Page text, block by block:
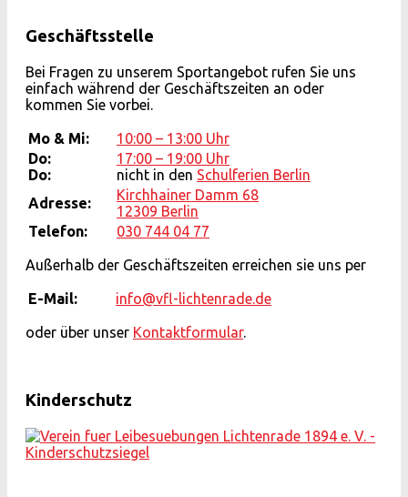
Geschäftsstelle
Bei Fragen zu unserem Sportangebot rufen Sie uns
einfach während der Geschäftszeiten an oder
kommen Sie vorbei.
Mo & Mi:
10:00 – 13:00 Uhr
Do:
Do:
17:00 – 19:00 Uhr
nicht in den Schulferien Berlin
Adresse:
Kirchhainer Damm 68
12309 Berlin
Telefon:
030 744 04 77
Außerhalb der Geschäftszeiten erreichen sie uns per
E-Mail: info@vfl-lichtenrade.de
oder über unser Kontaktformular.
Kinderschutz